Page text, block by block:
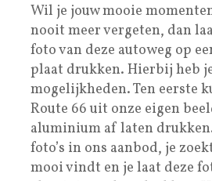
Wil je jouw mooie
nooit meer vergeten, dan
foto van deze autoweg op
plaat drukken. Hierbij heb
mogelijkheden. Ten eerste
Route 66 uit onze eigen
aluminium af laten
foto’s in ons aanbod, je
mooi vindt en je laat deze